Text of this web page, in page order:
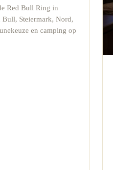
Red Bull Ring in
Bull, Steiermark, Nord,
en camping op